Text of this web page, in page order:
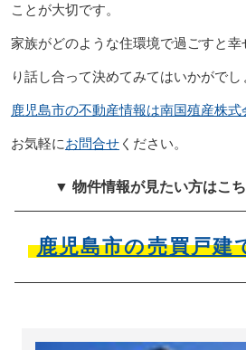
ことが大切です。
家族がどのような住環境で過ごすと
り話し合って決めてみてはいかがでし
鹿児島市の不動産情報は南国殖産株式
お気軽にお問合せください。
▼ 物件情報が見たい方はこ
鹿児島市の売買戸建